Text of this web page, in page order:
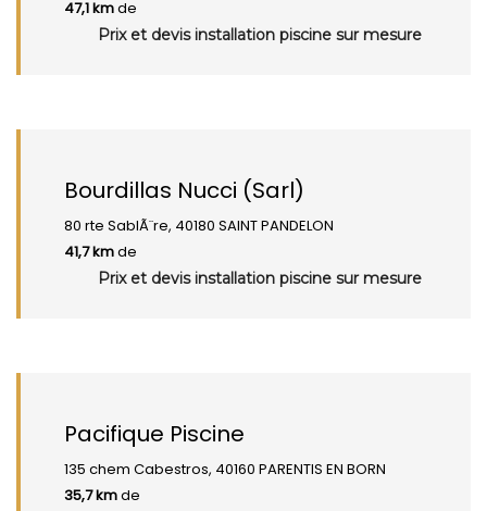
47,1 kmde
Prix et devis installation piscine sur mesure
Bourdillas Nucci (Sarl)
80 rte SablÃ¨re, 40180 SAINT PANDELON
41,7 kmde
Prix et devis installation piscine sur mesure
Pacifique Piscine
135 chem Cabestros, 40160 PARENTIS EN BORN
35,7 kmde